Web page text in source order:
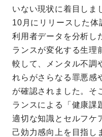
いない現状に着目しま
10月にリリースした
利用者データを分析し
ランスが変化する生理
較して、メンタル不調
れらがさらなる罪悪感
が確認されました。そ
ランスによる「健康課
適切な知識とセルフケ
己効力感向上を目指し